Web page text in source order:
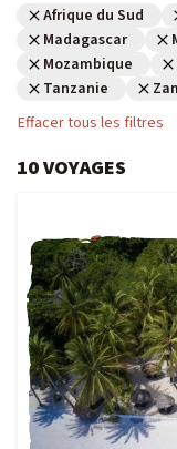
Afrique du Sud
Madagascar
Mozambique
Tanzanie
Effacer tous les filtres
10VOYAGES